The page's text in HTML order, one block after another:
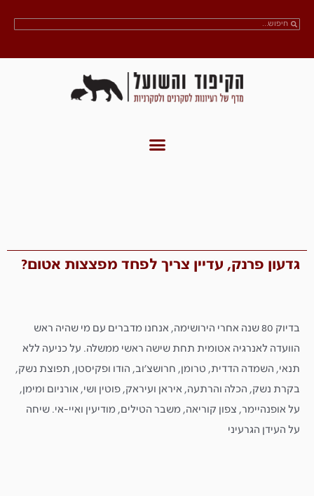
גדעון פרנק, עדיין צריך לפחד מפצצות אטום?
בדיוק 80 שנה אחרי הירושימה, אנחנו מדברים עם מי שהיה ראש
הוועדה לאנרגיה אטומית תחת שישה ראשי ממשלה. על כניעה ללא
תנאי, השמדה הדדית, טרומן, חרושצ'וב, הודו ופקיסטן, תפוצת נשק,
בקרת נשק, הכלה והרתעה, איראן ועיראק, פוטין ושי, אורניום ומימן,
על אופנהיימר, צפון קוריאה, משבר הטילים, מודיעין ואיי-אי. שיחה
על העידן הגרעיני